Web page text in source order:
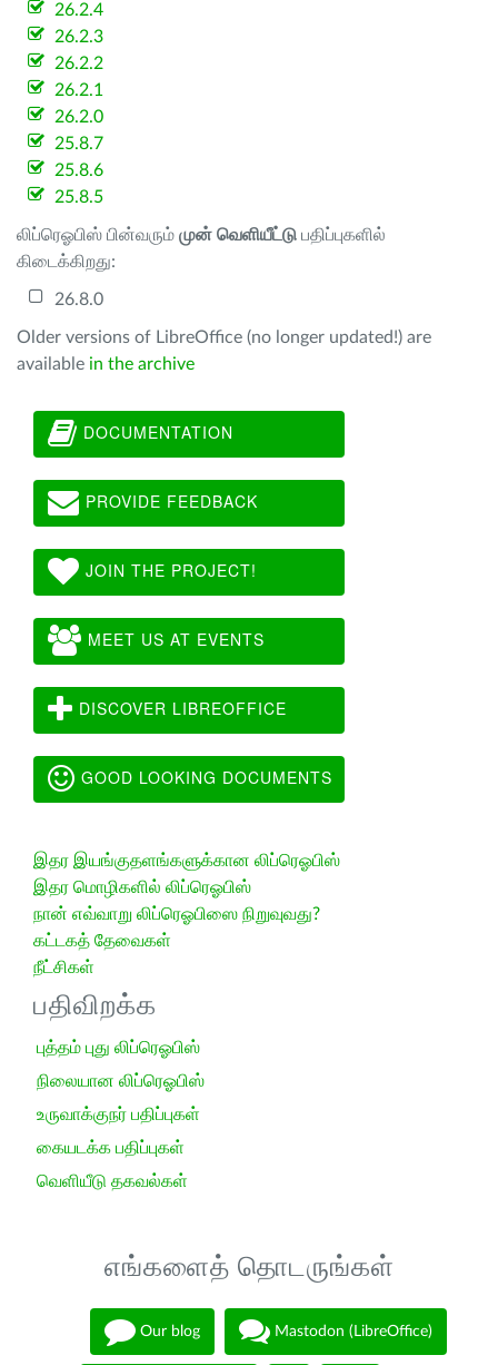
26.2.4
26.2.3
26.2.2
26.2.1
26.2.0
25.8.7
25.8.6
25.8.5
லிப்ரெஓபிஸ் பின்வரும் முன் வெளியீட்டு பதிப்புகளில்
கிடைக்கிறது:
26.8.0
Older versions of LibreOffice (no longer updated!) are
available in the archive
DOCUMENTATION
PROVIDE FEEDBACK
JOIN THE PROJECT!
MEET US AT EVENTS
DISCOVER LIBREOFFICE
GOOD LOOKING DOCUMENTS
இதர இயங்குதளங்களுக்கான லிப்ரெஓபிஸ்
இதர மொழிகளில் லிப்ரெஓபிஸ்
நான் எவ்வாறு லிப்ரெஓபிஸை நிறுவுவது?
கட்டகத் தேவைகள்
நீட்சிகள்
பதிவிறக்க
புத்தம் புது லிப்ரெஓபிஸ்
நிலையான லிப்ரெஓபிஸ்
உருவாக்குநர் பதிப்புகள்
கையடக்க பதிப்புகள்
வெளியீடு தகவல்கள்
எங்களைத் தொடருங்கள்
Our blog Mastodon (LibreOffice)